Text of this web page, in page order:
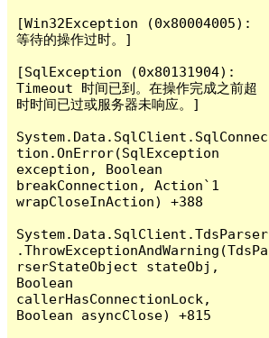
[Win32Exception (0x80004005):
等待的操作过时。]
[SqlException (0x80131904):
Timeout 时间已到。在操作完成之前超
时时间已过或服务器未响应。]
System.Data.SqlClient.SqlConnec
tion.OnError(SqlException
exception, Boolean
breakConnection, Action`1
wrapCloseInAction) +388
System.Data.SqlClient.TdsParser
.ThrowExceptionAndWarning(TdsPa
rserStateObject stateObj,
Boolean
callerHasConnectionLock,
Boolean asyncClose) +815